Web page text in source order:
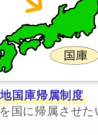
国庫帰属制度
国に帰属させた